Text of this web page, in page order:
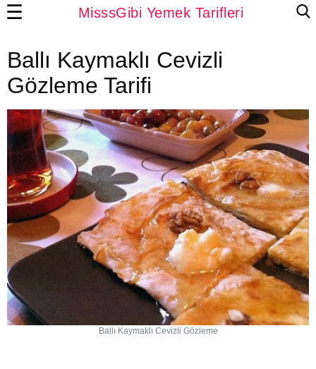
MisssGibi Yemek Tarifleri
☰
Ballı Kaymaklı Cevizli
Gözleme Tarifi
Ballı Kaymaklı Cevizli Gözleme